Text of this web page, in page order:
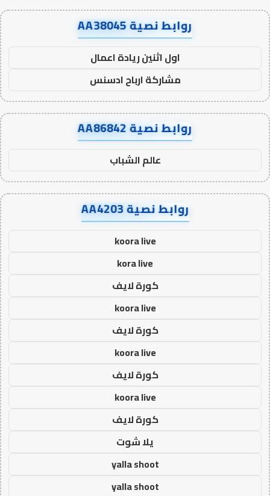
روابط نصية AA38045
اول اثنين ريادة اعمال
مشاركة ارباح ادسنس
روابط نصية AA86842
عالم الشباب
روابط نصية AA4203
koora live
kora live
كورة لايف
koora live
كورة لايف
koora live
كورة لايف
koora live
كورة لايف
يلا شوت
yalla shoot
yalla shoot